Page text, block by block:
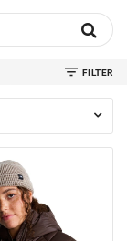
FILTER